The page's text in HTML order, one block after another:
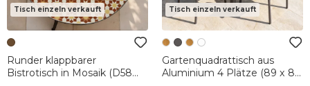
Tisch einzeln verkauft
Runder klappbarer
Bistrotisch in Mosaik (D58
Tisch einzeln verkauft
Gartenquadrattisch aus
Aluminium 4 Plätze (89 x 89